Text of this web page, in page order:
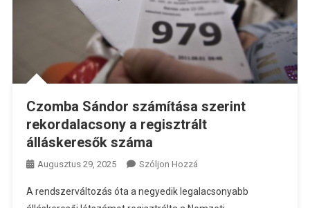
Czomba Sándor számítása szerint
rekordalacsony a regisztrált
álláskeresők száma
Augusztus 29, 2025 Szóljon HozzáA
Sándor
A rendszerváltozás óta a negyedik legalacsonyabb